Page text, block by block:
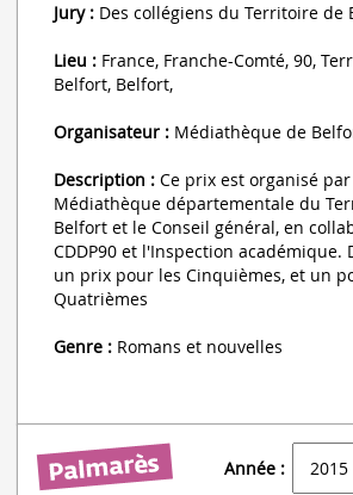
Jury : Des collégiens du Territoire de
Lieu : France, Franche-Comté, 90,
Belfort, Belfort,
Organisateur : Médiathèque de
Description : Ce prix est organisé
Médiathèque départementale du
Belfort et le Conseil général, en
CDDP90 et l'Inspection académique.
un prix pour les Cinquièmes, et un
Quatrièmes
Genre : Romans et nouvelles
Année :